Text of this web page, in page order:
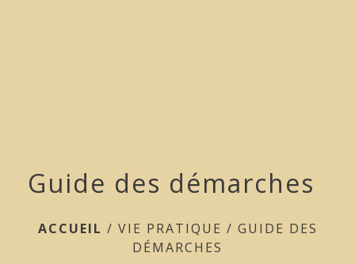
Guide des démarches
ACCUEIL / VIE PRATIQUE / GUIDE DES
DÉMARCHES